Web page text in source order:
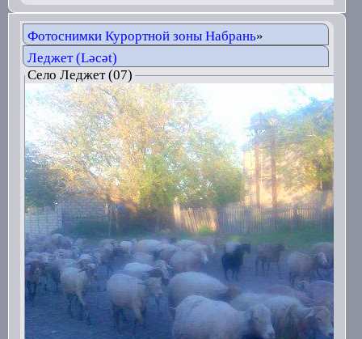
Фотоснимки Курортной зоны Набрань»
Леджет (Ləcət)
Село Леджет (07)